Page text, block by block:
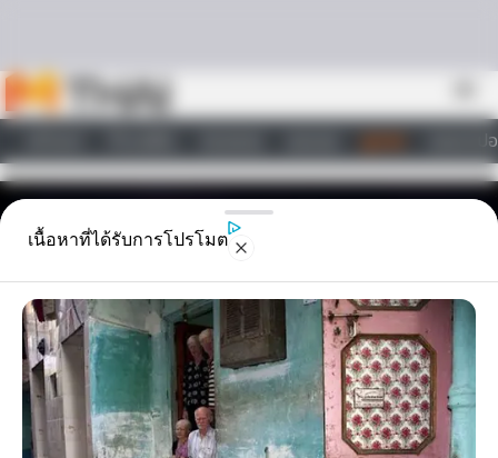
วอลเปเ
ไลฟ์สไตล์
เนื้อหาที่ได้รับการโปรโมต